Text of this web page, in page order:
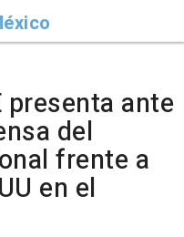
presenta ante
del
frente a
en el